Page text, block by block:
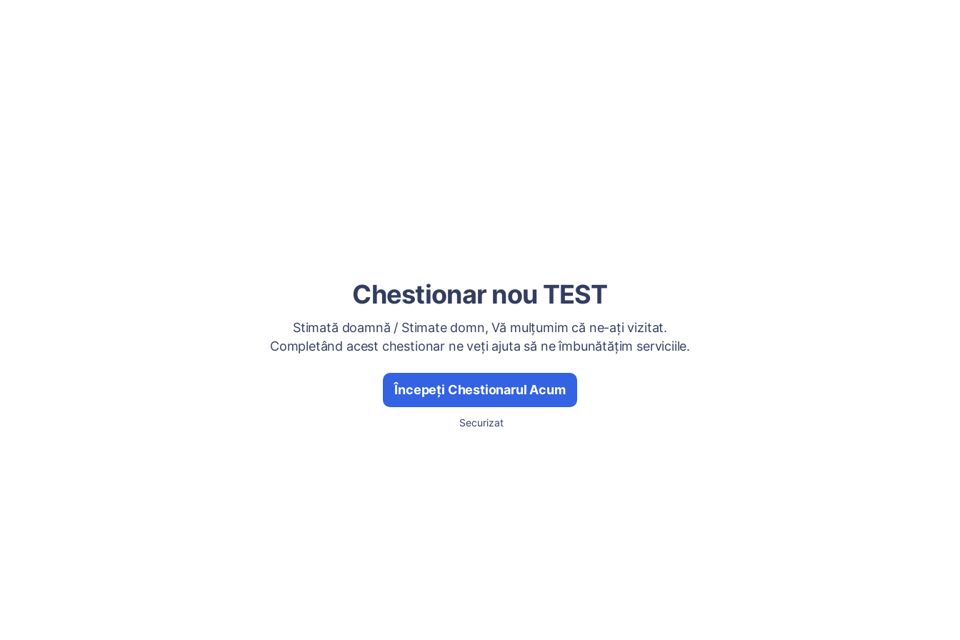
Chestionar nou TEST
Stimată doamnă / Stimate domn, Vă mulțumim că ne-ați vizitat.
Completând acest chestionar ne veți ajuta să ne îmbunătățim serviciile.
Începeți Chestionarul Acum
Securizat